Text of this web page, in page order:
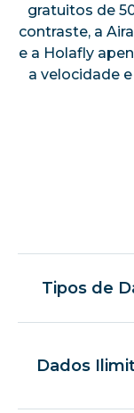
gratuitos de
contraste, a
e a Holafly
a velocidade
Tipos de
Dados